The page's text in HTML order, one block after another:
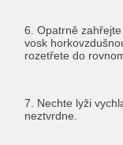
6. Opatrně zahřejte
vosk
rozetřete do
7. Nechte lyži
neztvrdne.